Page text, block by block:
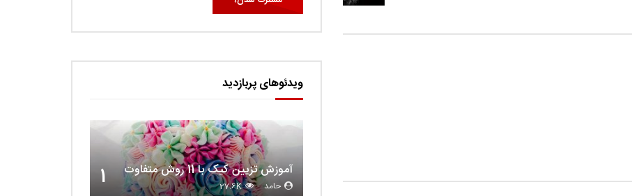
ویدئوهای پربازدید
1 آموزش تزیین کیک با 11 روش متفاوت
حامد 27.6K